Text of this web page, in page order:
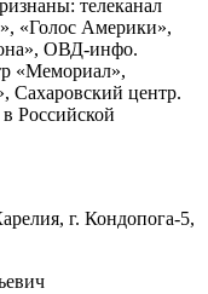
телеканал
«Голос Америки»,
ОВД-инфо.
«Мемориал»,
Сахаровский центр.
Российской
г. Кондопога-5,